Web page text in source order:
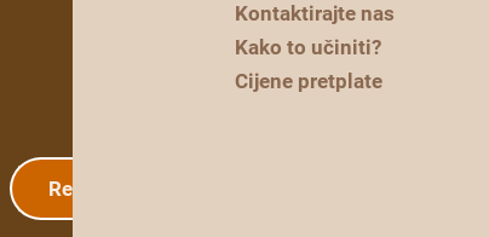
Registracija
Kontaktirajte nas
Kako to učiniti?
Cijene pretplate